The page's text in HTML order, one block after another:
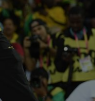
Serie A
Echipe Meciuri